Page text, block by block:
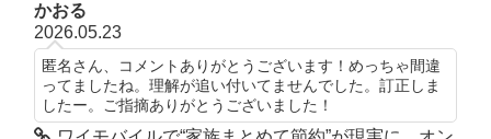
かおる
2026.05.23
匿名さん、コメントありがとうございます！めっちゃ間違
ってましたね。理解が追い付いてませんでした。訂正しま
したー。ご指摘ありがとうございました！